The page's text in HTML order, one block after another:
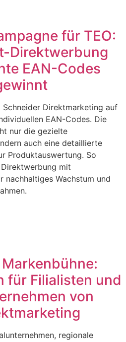
für TEO:
Direktwerbung
EAN-Codes
Direktmarketing auf
EAN-Codes. Die
nur die gezielte
auch eine detaillierte
Produktauswertung. So
mit
nachhaltiges Wachstum und
für Filialisten und
von
regionale